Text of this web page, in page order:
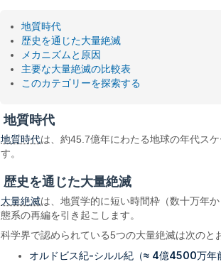
地質時代
歴史を通じた大量絶滅
メカニズムと原因
主要な大量絶滅の比較表
このカテゴリーを探索する
地質時代
地質時代は、約45.7億年にわたる地球の年代ス
す。
歴史を通じた大量絶滅
大量絶滅は、地質学的に短い時間枠（数十万年
態系の再編を引き起こします。
科学界で認められている5つの大量絶滅は次のと
オルドビス紀-シルル紀（≈ 4億4500万年